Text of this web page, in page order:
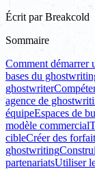
Écrit par Breakcold
Sommaire
Comment démarrer
bases du
ghostwriter
agence de
équipeEspaces de
modèle commercial
cibleCréer des
ghostwriting
partenariatsUtiliser